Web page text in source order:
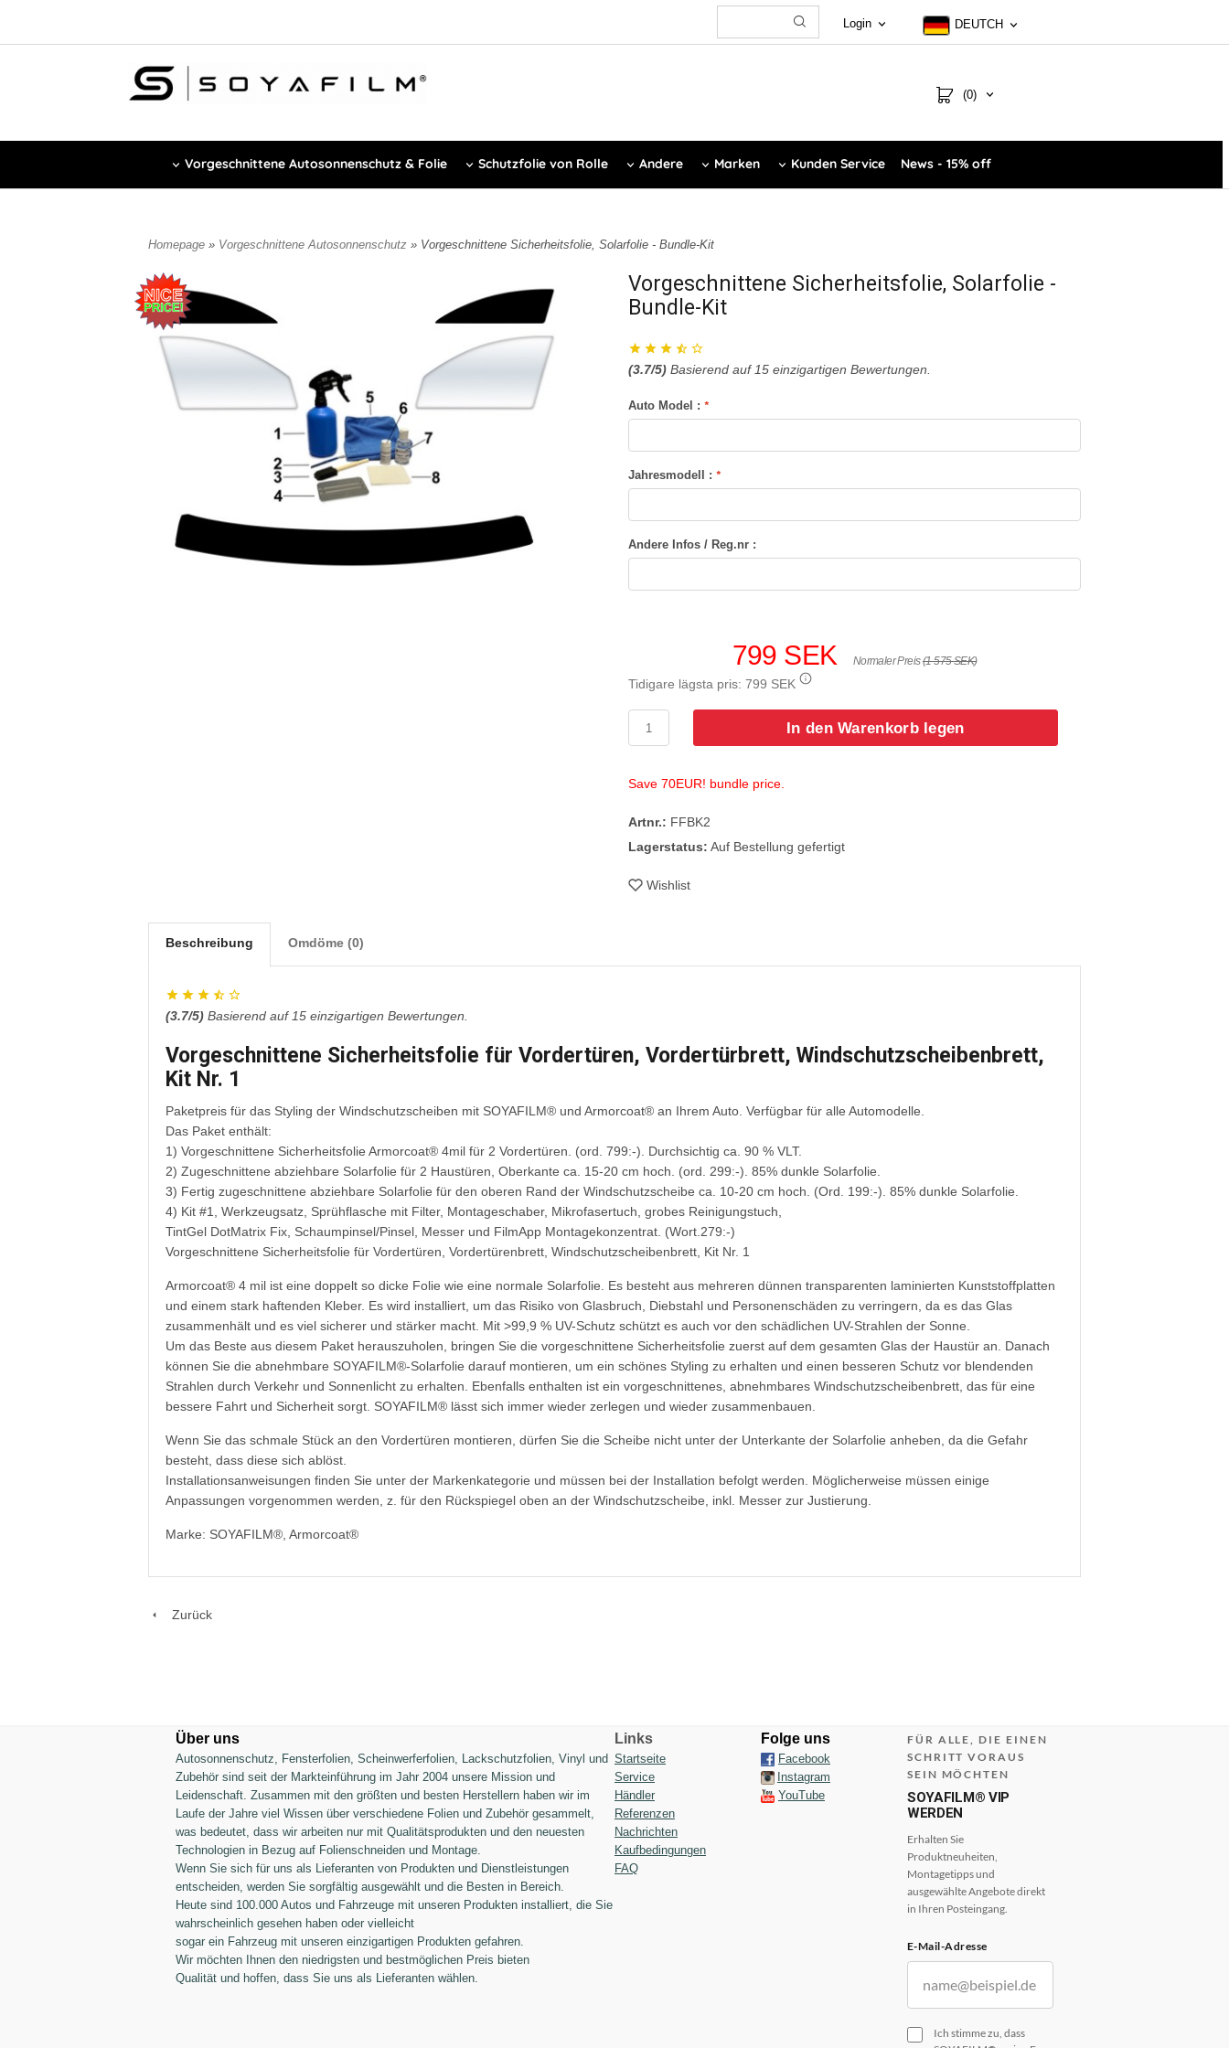
Login DEUTCH
(0)
Vorgeschnittene Autosonnenschutz & Folie Schutzfolie von Rolle Andere Marken Kunden Service News - 15% off
Homepage » Vorgeschnittene Autosonnenschutz » Vorgeschnittene Sicherheitsfolie, Solarfolie - Bundle-Kit
Vorgeschnittene Sicherheitsfolie, Solarfolie -
Bundle-Kit
(3.7/5) Basierend auf 15 einzigartigen Bewertungen.
Auto Model : *
Jahresmodell : *
Andere Infos / Reg.nr :
799 SEK Normaler Preis(1 575 SEK)
Tidigare lägsta pris: 799 SEK
In den Warenkorb legen
Save 70EUR! bundle price.
Artnr.: FFBK2
Lagerstatus: Auf Bestellung gefertigt
Wishlist
Beschreibung Omdöme (0)
(3.7/5) Basierend auf 15 einzigartigen Bewertungen.
Vorgeschnittene Sicherheitsfolie für Vordertüren, Vordertürbrett, Windschutzscheibenbrett,
Kit Nr. 1
Paketpreis für das Styling der Windschutzscheiben mit SOYAFILM® und Armorcoat® an Ihrem Auto. Verfügbar für alle Automodelle.
Das Paket enthält:
1) Vorgeschnittene Sicherheitsfolie Armorcoat® 4mil für 2 Vordertüren. (ord. 799:-). Durchsichtig ca. 90 % VLT.
2) Zugeschnittene abziehbare Solarfolie für 2 Haustüren, Oberkante ca. 15-20 cm hoch. (ord. 299:-). 85% dunkle Solarfolie.
3) Fertig zugeschnittene abziehbare Solarfolie für den oberen Rand der Windschutzscheibe ca. 10-20 cm hoch. (Ord. 199:-). 85% dunkle Solarfolie.
4) Kit #1, Werkzeugsatz, Sprühflasche mit Filter, Montageschaber, Mikrofasertuch, grobes Reinigungstuch,
TintGel DotMatrix Fix, Schaumpinsel/Pinsel, Messer und FilmApp Montagekonzentrat. (Wort.279:-)
Vorgeschnittene Sicherheitsfolie für Vordertüren, Vordertürenbrett, Windschutzscheibenbrett, Kit Nr. 1
Armorcoat® 4 mil ist eine doppelt so dicke Folie wie eine normale Solarfolie. Es besteht aus mehreren dünnen transparenten laminierten Kunststoffplatten
und einem stark haftenden Kleber. Es wird installiert, um das Risiko von Glasbruch, Diebstahl und Personenschäden zu verringern, da es das Glas
zusammenhält und es viel sicherer und stärker macht. Mit >99,9 % UV-Schutz schützt es auch vor den schädlichen UV-Strahlen der Sonne.
Um das Beste aus diesem Paket herauszuholen, bringen Sie die vorgeschnittene Sicherheitsfolie zuerst auf dem gesamten Glas der Haustür an. Danach
können Sie die abnehmbare SOYAFILM®-Solarfolie darauf montieren, um ein schönes Styling zu erhalten und einen besseren Schutz vor blendenden
Strahlen durch Verkehr und Sonnenlicht zu erhalten. Ebenfalls enthalten ist ein vorgeschnittenes, abnehmbares Windschutzscheibenbrett, das für eine
bessere Fahrt und Sicherheit sorgt. SOYAFILM® lässt sich immer wieder zerlegen und wieder zusammenbauen.
Wenn Sie das schmale Stück an den Vordertüren montieren, dürfen Sie die Scheibe nicht unter der Unterkante der Solarfolie anheben, da die Gefahr
besteht, dass diese sich ablöst.
Installationsanweisungen finden Sie unter der Markenkategorie und müssen bei der Installation befolgt werden. Möglicherweise müssen einige
Anpassungen vorgenommen werden, z. für den Rückspiegel oben an der Windschutzscheibe, inkl. Messer zur Justierung.
Marke: SOYAFILM®, Armorcoat®
Zurück
Über uns
Autosonnenschutz, Fensterfolien, Scheinwerferfolien, Lackschutzfolien, Vinyl und
Zubehör sind seit der Markteinführung im Jahr 2004 unsere Mission und
Leidenschaft. Zusammen mit den größten und besten Herstellern haben wir im
Laufe der Jahre viel Wissen über verschiedene Folien und Zubehör gesammelt,
was bedeutet, dass wir arbeiten nur mit Qualitätsprodukten und den neuesten
Technologien in Bezug auf Folienschneiden und Montage.
Wenn Sie sich für uns als Lieferanten von Produkten und Dienstleistungen
entscheiden, werden Sie sorgfältig ausgewählt und die Besten in Bereich.
Heute sind 100.000 Autos und Fahrzeuge mit unseren Produkten installiert, die Sie
wahrscheinlich gesehen haben oder vielleicht
sogar ein Fahrzeug mit unseren einzigartigen Produkten gefahren.
Wir möchten Ihnen den niedrigsten und bestmöglichen Preis bieten
Qualität und hoffen, dass Sie uns als Lieferanten wählen.
Links
Startseite
Service
Händler
Referenzen
Nachrichten
Kaufbedingungen
FAQ
Folge uns
Facebook
Instagram
YouTube
FÜR ALLE, DIE EINEN
SCHRITT VORAUS
SEIN MÖCHTEN
SOYAFILM® VIP
WERDEN
Erhalten Sie
Produktneuheiten,
Montagetipps und
ausgewählte Angebote direkt
in Ihren Posteingang.
E-Mail-Adresse
Ich stimme zu, dass